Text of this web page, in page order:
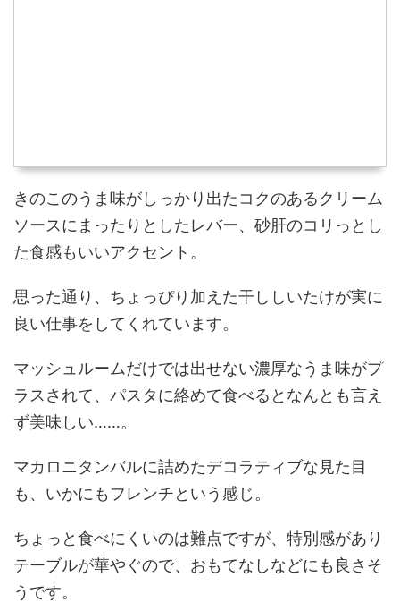
きのこのうま味がしっかり出たコクのあるクリーム
ソースにまったりとしたレバー、砂肝のコリっとし
た食感もいいアクセント。
思った通り、ちょっぴり加えた干ししいたけが実に
良い仕事をしてくれています。
マッシュルームだけでは出せない濃厚なうま味がプ
ラスされて、パスタに絡めて食べるとなんとも言え
ず美味しい……。
マカロニタンバルに詰めたデコラティブな見た目
も、いかにもフレンチという感じ。
ちょっと食べにくいのは難点ですが、特別感があり
テーブルが華やぐので、おもてなしなどにも良さそ
うです。